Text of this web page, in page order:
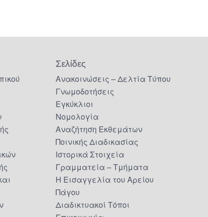
Σελίδες
Ανακοινώσεις – Δελτία Τύπου
Γνωμοδοτήσεις
Εγκύκλιοι
Νομολογία
Αναζήτηση Εκθεμάτων
Ποινικής Διαδικασίας
Ιστορικά Στοιχεία
Γραμματεία – Τμήματα
Η Εισαγγελία του Αρείου
Πάγου
Διαδικτυακοί Τόποι